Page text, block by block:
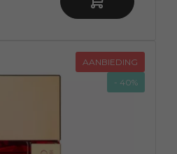
AANBIEDING
- 40%